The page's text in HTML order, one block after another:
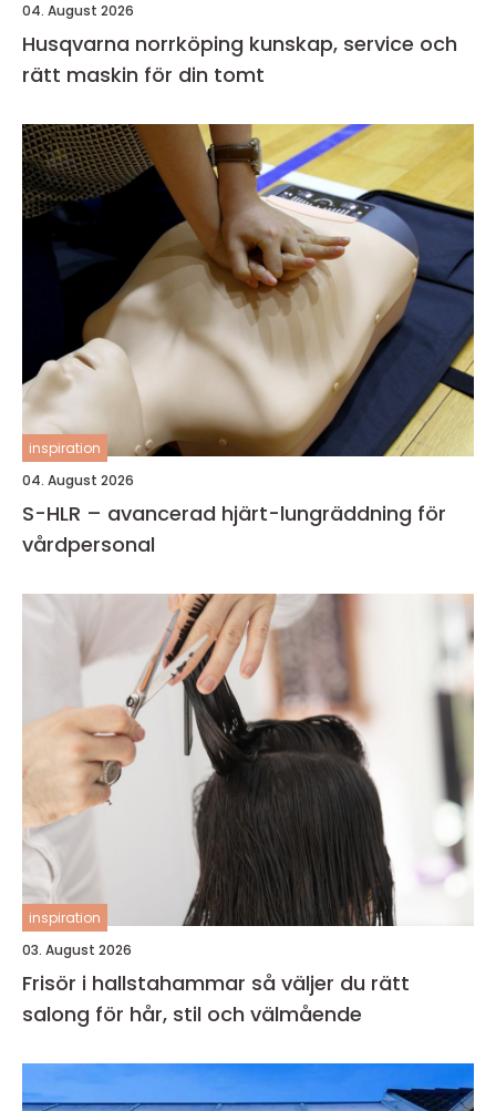
04. August 2026
Husqvarna norrköping kunskap, service och
rätt maskin för din tomt
inspiration
04. August 2026
S-HLR – avancerad hjärt-lungräddning för
vårdpersonal
inspiration
03. August 2026
Frisör i hallstahammar så väljer du rätt
salong för hår, stil och välmående